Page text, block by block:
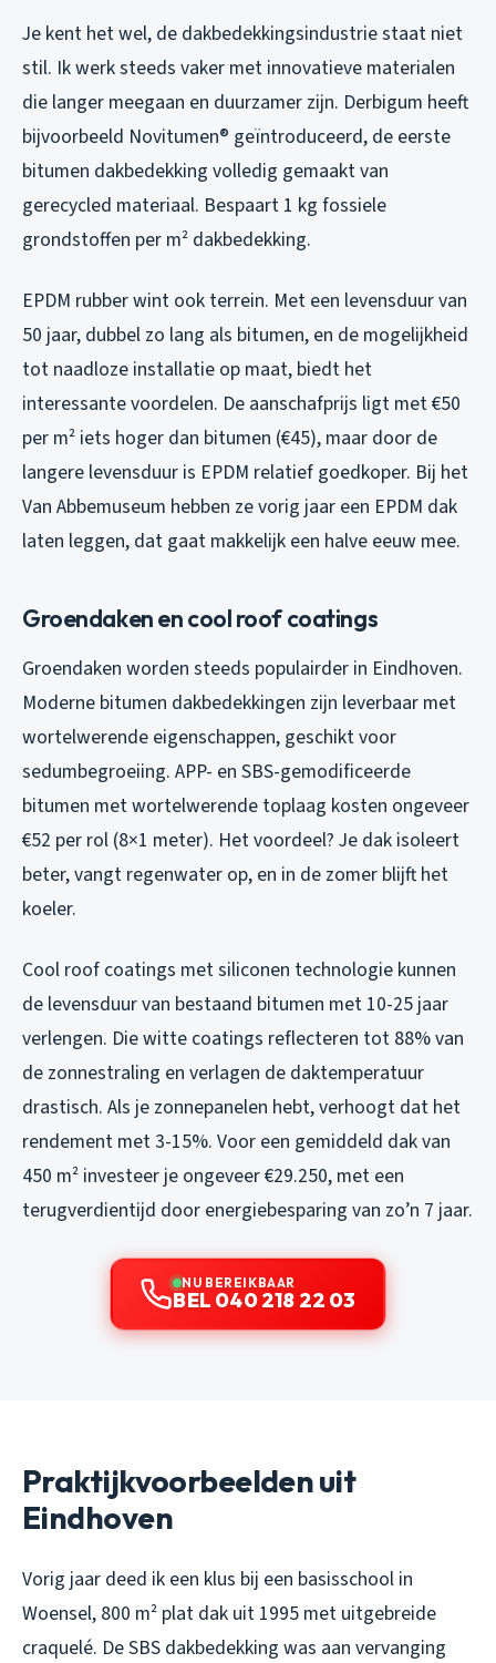
Je kent het wel, de dakbedekkingsindustrie staat niet
stil. Ik werk steeds vaker met innovatieve materialen
die langer meegaan en duurzamer zijn. Derbigum heeft
bijvoorbeeld Novitumen® geïntroduceerd, de eerste
bitumen dakbedekking volledig gemaakt van
gerecycled materiaal. Bespaart 1 kg fossiele
grondstoffen per m² dakbedekking.
EPDM rubber wint ook terrein. Met een levensduur van
50 jaar, dubbel zo lang als bitumen, en de mogelijkheid
tot naadloze installatie op maat, biedt het
interessante voordelen. De aanschafprijs ligt met €50
per m² iets hoger dan bitumen (€45), maar door de
langere levensduur is EPDM relatief goedkoper. Bij het
Van Abbemuseum hebben ze vorig jaar een EPDM dak
laten leggen, dat gaat makkelijk een halve eeuw mee.
Groendaken en cool roof coatings
Groendaken worden steeds populairder in Eindhoven.
Moderne bitumen dakbedekkingen zijn leverbaar met
wortelwerende eigenschappen, geschikt voor
sedumbegroeiing. APP- en SBS-gemodificeerde
bitumen met wortelwerende toplaag kosten ongeveer
€52 per rol (8×1 meter). Het voordeel? Je dak isoleert
beter, vangt regenwater op, en in de zomer blijft het
koeler.
Cool roof coatings met siliconen technologie kunnen
de levensduur van bestaand bitumen met 10-25 jaar
verlengen. Die witte coatings reflecteren tot 88% van
de zonnestraling en verlagen de daktemperatuur
drastisch. Als je zonnepanelen hebt, verhoogt dat het
rendement met 3-15%. Voor een gemiddeld dak van
450 m² investeer je ongeveer €29.250, met een
terugverdientijd door energiebesparing van zo’n 7 jaar.
NU BEREIKBAAR
BEL 040 218 22 03
Praktijkvoorbeelden uit
Eindhoven
Vorig jaar deed ik een klus bij een basisschool in
Woensel, 800 m² plat dak uit 1995 met uitgebreide
craquelé. De SBS dakbedekking was aan vervanging